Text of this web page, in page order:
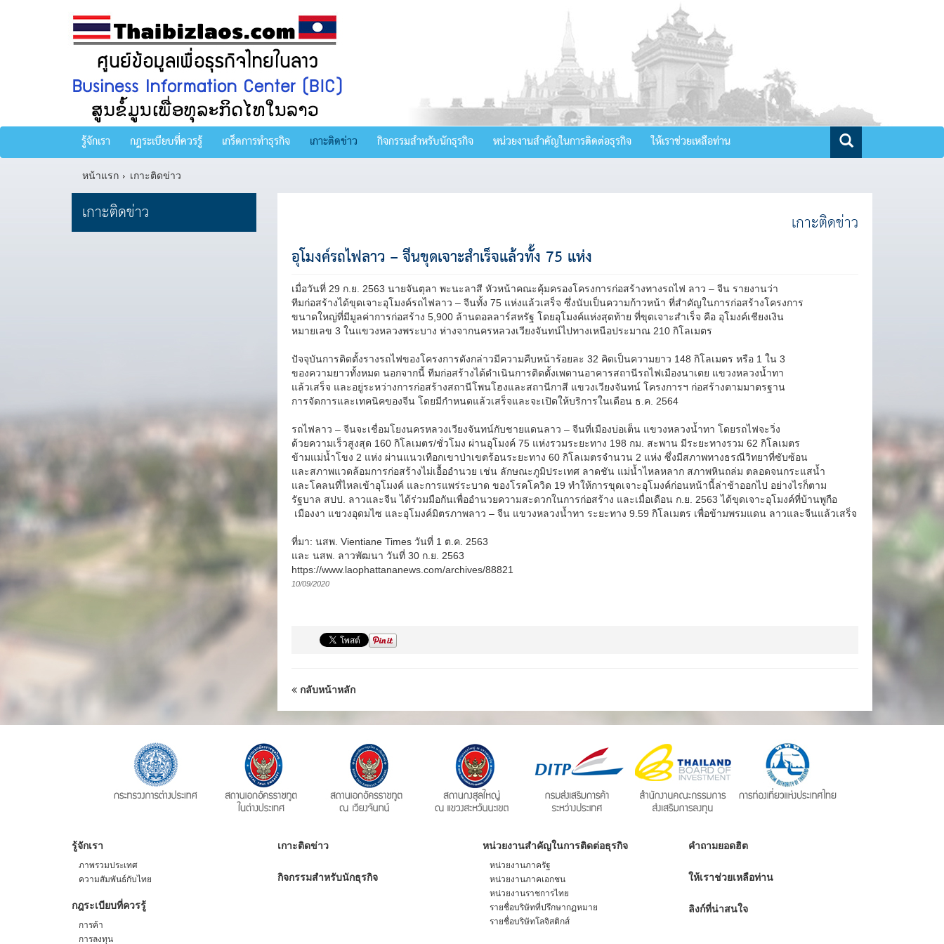
รู้จักเรา กฎระเบียบที่ควรรู้ เกร็ดการทำธุรกิจ เกาะติดข่าว กิจกรรมสำหรับนักธุรกิจ หน่วยงานสำคัญในการติดต่อธุรกิจ ให้เราช่วยเหลือท่าน
หน้าแรก เกาะติดข่าว
เกาะติดข่าว เกาะติดข่าว
อุโมงค์รถไฟลาว – จีนขุดเจาะสำเร็จแล้วทั้ง 75 แห่ง
เมื่อวันที่ 29 ก.ย. 2563 นายจันตุลา พะนะลาสี หัวหน้าคณะคุ้มครองโครงการก่อสร้างทางรถไฟ ลาว – จีน รายงานว่า
ทีมก่อสร้างได้ขุดเจาะอุโมงค์รถไฟลาว – จีนทั้ง 75 แห่งแล้วเสร็จ ซึ่งนับเป็นความก้าวหน้า ที่สำคัญในการก่อสร้างโครงการ
ขนาดใหญ่ที่มีมูลค่าการก่อสร้าง 5,900 ล้านดอลลาร์สหรัฐ โดยอุโมงค์แห่งสุดท้าย ที่ขุดเจาะสำเร็จ คือ อุโมงค์เชียงเงิน
หมายเลข 3 ในแขวงหลวงพระบาง ห่างจากนครหลวงเวียงจันทน์ไปทางเหนือประมาณ 210 กิโลเมตร
ปัจจุบันการติดตั้งรางรถไฟของโครงการดังกล่าวมีความคืบหน้าร้อยละ 32 คิดเป็นความยาว 148 กิโลเมตร หรือ 1 ใน 3
ของความยาวทั้งหมด นอกจากนี้ ทีมก่อสร้างได้ดำเนินการติดตั้งเพดานอาคารสถานีรถไฟเมืองนาเตย แขวงหลวงน้ำทา
แล้วเสร็จ และอยู่ระหว่างการก่อสร้างสถานีโพนโฮงและสถานีกาสี แขวงเวียงจันทน์ โครงการฯ ก่อสร้างตามมาตรฐาน
การจัดการและเทคนิคของจีน โดยมีกำหนดแล้วเสร็จและจะเปิดให้บริการในเดือน ธ.ค. 2564
รถไฟลาว – จีนจะเชื่อมโยงนครหลวงเวียงจันทน์กับชายแดนลาว – จีนที่เมืองบ่อเต็น แขวงหลวงน้ำทา โดยรถไฟจะวิ่ง
ด้วยความเร็วสูงสุด 160 กิโลเมตร/ชั่วโมง ผ่านอุโมงค์ 75 แห่งรวมระยะทาง 198 กม. สะพาน มีระยะทางรวม 62 กิโลเมตร
ข้ามแม่น้ำโขง 2 แห่ง ผ่านแนวเทือกเขาป่าเขตร้อนระยะทาง 60 กิโลเมตรจำนวน 2 แห่ง ซึ่งมีสภาพทางธรณีวิทยาที่ซับซ้อน
และสภาพแวดล้อมการก่อสร้างไม่เอื้ออำนวย เช่น ลักษณะภูมิประเทศ ลาดชัน แม่น้ำไหลหลาก สภาพหินถล่ม ตลอดจนกระแสน้ำ
และโคลนที่ไหลเข้าอุโมงค์ และการแพร่ระบาด ของโรคโควิด 19 ทำให้การขุดเจาะอุโมงค์ก่อนหน้านี้ล่าช้าออกไป อย่างไรก็ตาม
รัฐบาล สปป. ลาวและจีน ได้ร่วมมือกันเพื่ออำนวยความสะดวกในการก่อสร้าง และเมื่อเดือน ก.ย. 2563 ได้ขุดเจาะอุโมงค์ที่บ้านพูกือ
เมืองงา แขวงอุดมไซ และอุโมงค์มิตรภาพลาว – จีน แขวงหลวงน้ำทา ระยะทาง 9.59 กิโลเมตร เพื่อข้ามพรมแดน ลาวและจีนแล้วเสร็จ
ที่มา: นสพ. Vientiane Times วันที่ 1 ต.ค. 2563
และ นสพ. ลาวพัฒนา วันที่ 30 ก.ย. 2563
https://www.laophattananews.com/archives/88821
10/09/2020
กลับหน้าหลัก
รู้จักเรา
ภาพรวมประเทศ
ความสัมพันธ์กับไทย
กฎระเบียบที่ควรรู้
การค้า
การลงทุน
เกาะติดข่าว
กิจกรรมสำหรับนักธุรกิจ
หน่วยงานสำคัญในการติดต่อธุรกิจ
หน่วยงานภาครัฐ
หน่วยงานภาคเอกชน
หน่วยงานราชการไทย
รายชื่อบริษัทที่ปรึกษากฏหมาย
รายชื่อบริษัทโลจิสติกส์
คำถามยอดฮิต
ให้เราช่วยเหลือท่าน
ลิงก์ที่น่าสนใจ